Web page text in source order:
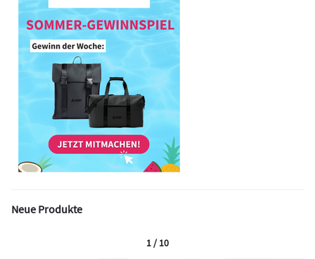
Neue Produkte
1 / 10